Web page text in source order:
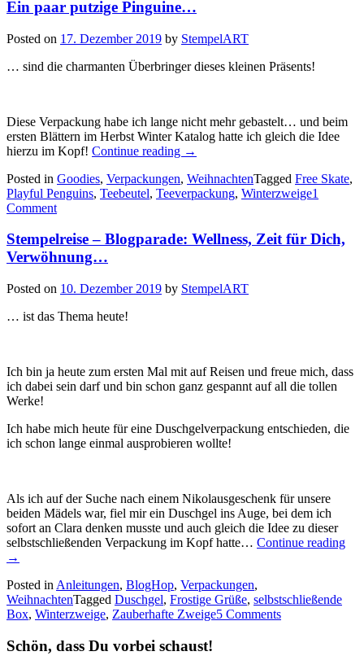
Ein paar putzige Pinguine…
Posted on 17. Dezember 2019 by StempelART
… sind die charmanten Überbringer dieses kleinen Präsents!
Diese Verpackung habe ich lange nicht mehr gebastelt… und beim
ersten Blättern im Herbst Winter Katalog hatte ich gleich die Idee
hierzu im Kopf! Continue reading „Ein
putzige
Pinguine…“
→
Posted in Goodies, Verpackungen, WeihnachtenTagged Free Skate,
Playful Penguins, Teebeutel, Teeverpackung, Winterzweige1
Comment
Stempelreise – Blogparade: Wellness, Zeit für Dich,
Verwöhnung…
Posted on 10. Dezember 2019 by StempelART
… ist das Thema heute!
Ich bin ja heute zum ersten Mal mit auf Reisen und freue mich, dass
ich dabei sein darf und bin schon ganz gespannt auf all die tollen
Werke!
Ich habe mich heute für eine Duschgelverpackung entschieden, die
ich schon lange einmal ausprobieren wollte!
Als ich auf der Suche nach einem Nikolausgeschenk für unsere
beiden Mädels war, fiel mir ein Duschgel ins Auge, bei dem ich
sofort an Clara denken musste und auch gleich die Idee zu dieser
selbstschließenden Verpackung im Kopf hatte… Continue reading
→
Posted in Anleitungen, BlogHop, Verpackungen,
WeihnachtenTagged Duschgel, Frostige Grüße, selbstschließende
Box, Winterzweige, Zauberhafte Zweige5 Comments
Schön, dass Du vorbei schaust!